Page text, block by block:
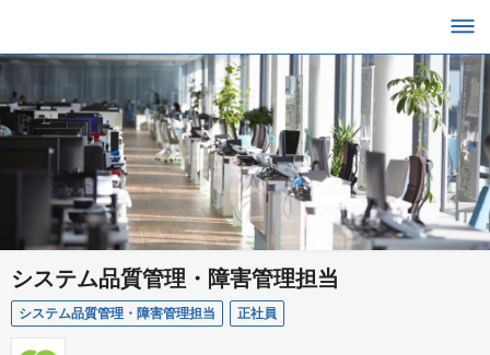
システム品質管理・障害管理担当
システム品質管理・障害管理担当 正社員